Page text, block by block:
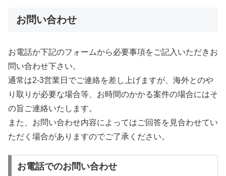
お問い合わせ
お電話か下記のフォームから必要事項をご記入いただきお
問い合わせ下さい。
通常は2-3営業日でご連絡を差し上げますが、海外とのや
り取りが必要な場合等、お時間のかかる案件の場合にはそ
の旨ご連絡いたします。
また、お問い合わせ内容によってはご回答を見合わせてい
ただく場合がありますのでご了承ください。
お電話でのお問い合わせ